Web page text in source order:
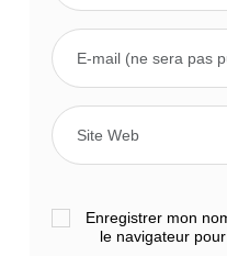
Enregistrer mon
le navigateur